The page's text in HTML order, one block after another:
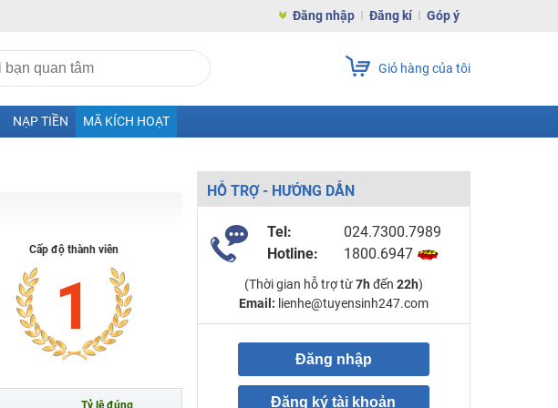
Đăng nhập Đăng kí Góp ý
Giỏ hàng của tôi
NẠP TIỀN MÃ KÍCH HOẠT
Cấp độ thành viên
1
Tỷ lệ đúng
HỖ TRỢ - HƯỚNG DẪN
Tel:
024.7300.7989
Hotline:
1800.6947
(Thời gian hỗ trợ từ7h đến 22h)
Email: lienhe@tuyensinh247.com
Đăng nhập
Đăng ký tài khoản